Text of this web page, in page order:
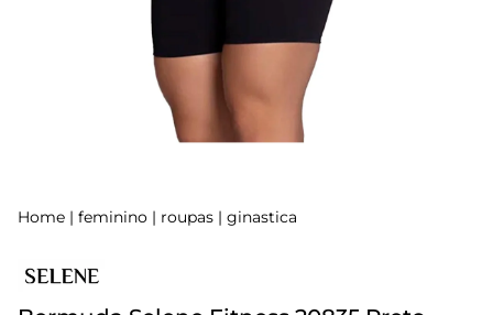
Home | feminino | roupas | ginastica